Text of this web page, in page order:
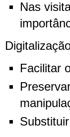
Nas
Facilitar